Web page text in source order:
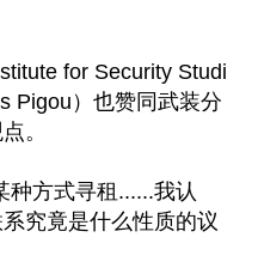
for Security Studi
Pigou）也赞同武装分
。
种方式寻租......我认
究竟是什么性质的议